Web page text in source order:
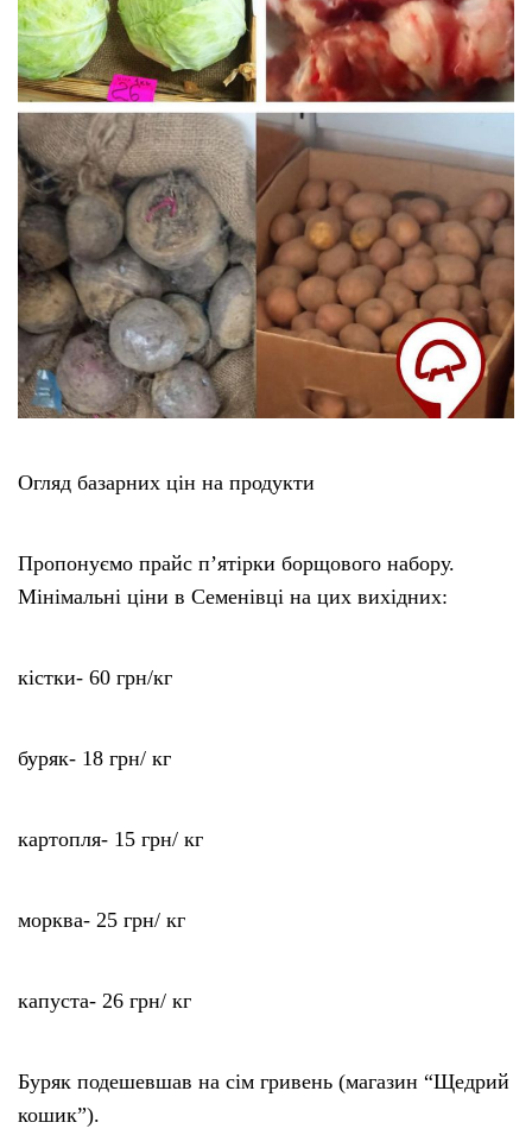
Огляд базарних цін на продукти
Пропонуємо прайс п’ятірки борщового набору.
Мінімальні ціни в Семенівці на цих вихідних:
кістки- 60 грн/кг
буряк- 18 грн/ кг
картопля- 15 грн/ кг
морква- 25 грн/ кг
капуста- 26 грн/ кг
Буряк подешевшав на сім гривень (магазин “Щедрий
кошик”).